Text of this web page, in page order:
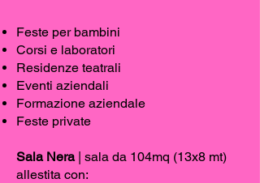
Feste per bambini
Corsi e laboratori
Residenze teatrali
Eventi aziendali
Formazione aziendale
Feste private
Sala Nera| sala da 104mq (13x8 mt)
allestita con: